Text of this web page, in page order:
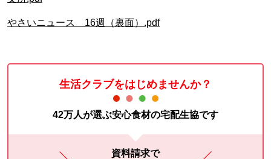
やさいニュース 16週（裏面）.pdf
生活クラブをはじめませんか？
42万人が選ぶ安心食材の宅配生協です
資料請求で